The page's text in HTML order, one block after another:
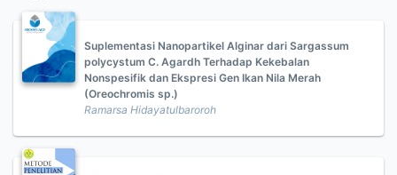
Suplementasi Nanopartikel Alginar dari Sargassum
polycystum C. Agardh Terhadap Kekebalan
Nonspesifik dan Ekspresi Gen Ikan Nila Merah
(Oreochromis sp.)
Ramarsa Hidayatulbaroroh